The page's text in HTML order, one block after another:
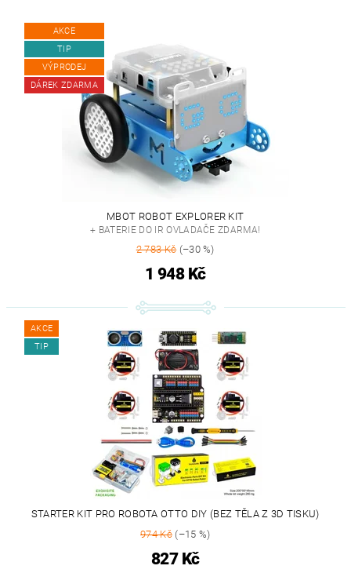
AKCE
TIP
VÝPRODEJ
DÁREK ZDARMA
MBOT ROBOT EXPLORER KIT
+ BATERIE DO IR OVLADAČE ZDARMA!
2 783 Kč(–30 %)
1 948 Kč
AKCE
TIP
STARTER KIT PRO ROBOTA OTTO DIY (BEZ TĚLA Z 3D TISKU)
974 Kč(–15 %)
827 Kč